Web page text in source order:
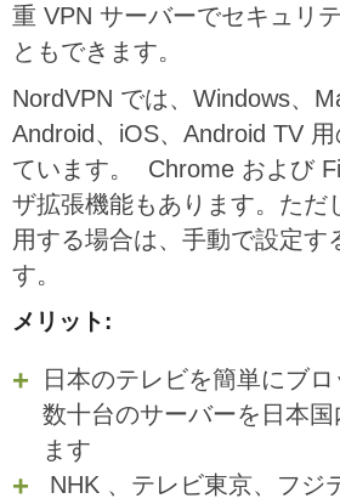
重 VPN サーバーでセキュリ
ともできます。
NordVPN では、Windows、
Android、iOS、Android TV
ています。 Chrome および
ザ拡張機能もあります。ただ
用する場合は、手動で設定す
す。
メリット:
日本のテレビを簡単にブ
数十台のサーバーを日本
ます
NHK 、テレビ東京、フジ